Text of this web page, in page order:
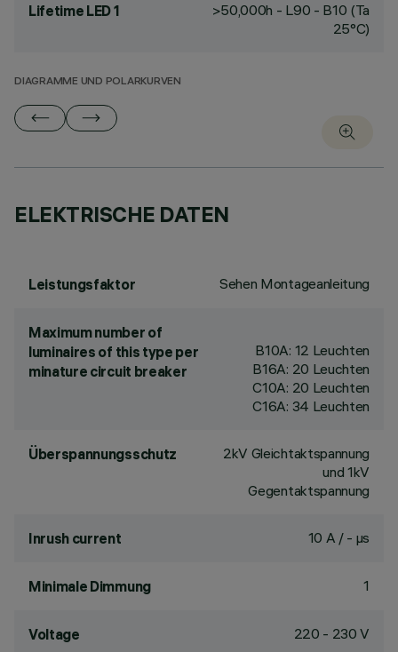
Lifetime LED 1
>50,000h - L90 - B10 (Ta
25°C)
DIAGRAMME UND POLARKURVEN
ELEKTRISCHE DATEN
Leistungsfaktor Sehen Montageanleitung
Maximum number of
luminaires of this type per
minature circuit breaker
B10A: 12 Leuchten
B16A: 20 Leuchten
C10A: 20 Leuchten
C16A: 34 Leuchten
Überspannungsschutz
2kV Gleichtaktspannung
und 1kV
Gegentaktspannung
Inrush current 10 A / - µs
Minimale Dimmung 1
Voltage 220 - 230 V